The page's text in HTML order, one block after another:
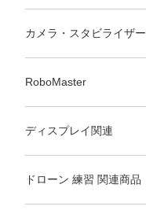
カメラ・スタビライザー
RoboMaster
ディスプレイ関連
ドローン 練習 関連商品